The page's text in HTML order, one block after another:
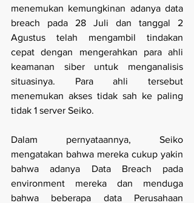
menemukan kemungkinan adanya data
breach pada 28 Juli dan tanggal 2
Agustus telah mengambil tindakan
cepat dengan mengerahkan para ahli
keamanan siber untuk menganalisis
situasinya. Para ahli tersebut
menemukan akses tidak sah ke paling
tidak 1 server Seiko.
Dalam pernyataannya, Seiko
mengatakan bahwa mereka cukup yakin
bahwa adanya Data Breach pada
environment mereka dan menduga
bahwa beberapa data Perusahaan